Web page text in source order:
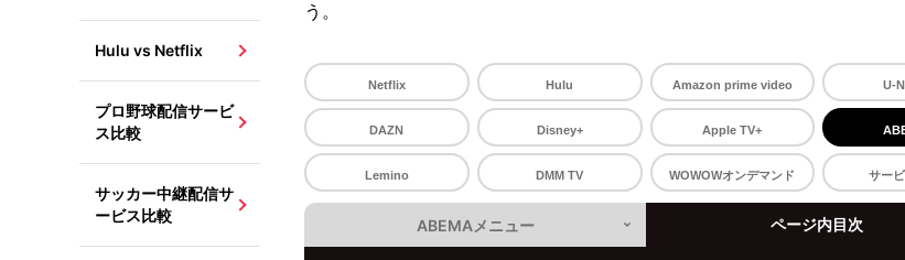
Hulu vs Netflix
プロ野球配信サービ
ス比較
サッカー中継配信サ
ービス比較
う。
Netflix Hulu Amazon prime video U-
DAZN Disney+ Apple TV+
Lemino DMM TV WOWOWオンデマンド サー
ABEMAメニュー ページ内目次